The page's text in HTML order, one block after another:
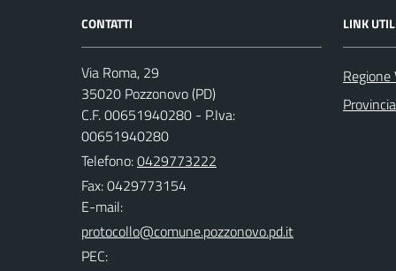
CONTATTI
Via Roma, 29
35020 Pozzonovo (PD)
C.F. 00651940280 - P.Iva:
00651940280
Telefono:0429773222
Fax: 0429773154
E-mail:
PEC:
LINK